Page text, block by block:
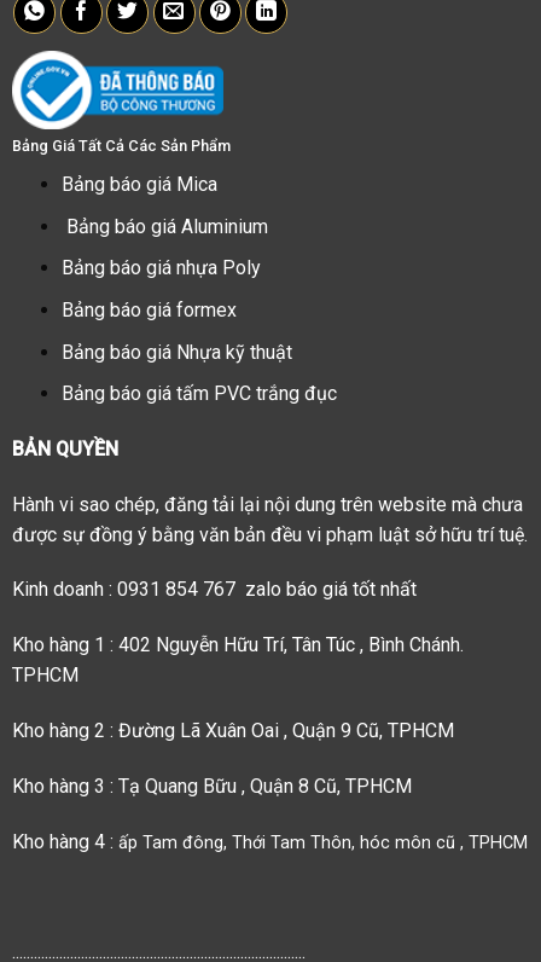
Bảng Giá Tất Cả Các Sản Phẩm
Bảng báo giá Mica
Bảng báo giá Aluminium
Bảng báo giá nhựa Poly
Bảng báo giá formex
Bảng báo giá Nhựa kỹ thuật
Bảng báo giá tấm PVC trắng đục
BẢN QUYỀN
Hành vi sao chép, đăng tải lại nội dung trên website mà chưa
được sự đồng ý bằng văn bản đều vi phạm luật sở hữu trí tuệ.
Kinh doanh : 0931 854 767 zalo báo giá tốt nhất
Kho hàng 1 : 402 Nguyễn Hữu Trí, Tân Túc , Bình Chánh.
TPHCM
Kho hàng 2 : Đường Lã Xuân Oai , Quận 9 Cũ, TPHCM
Kho hàng 3 : Tạ Quang Bữu , Quận 8 Cũ, TPHCM
Kho hàng 4 : ấp Tam đông, Thới Tam Thôn, hóc môn cũ , TPHCM
.................................................................................